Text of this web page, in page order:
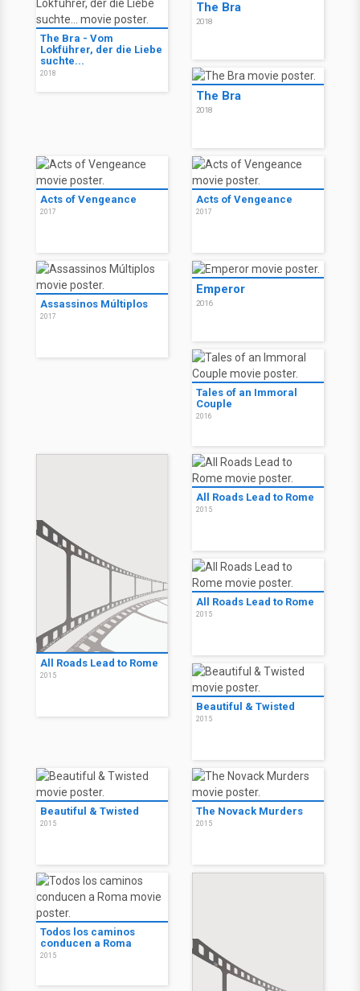
The Bra - Vom
Lokführer, der die Liebe
suchte...
2018
The Bra
2018
The Bra
2018
Acts of Vengeance
2017
Acts of Vengeance
2017
Assassinos Múltiplos
2017
Emperor
2016
Tales of an Immoral
Couple
2016
All Roads Lead to Rome
2015
All Roads Lead to Rome
2015
All Roads Lead to Rome
2015
Beautiful & Twisted
2015
Beautiful & Twisted
2015
The Novack Murders
2015
Todos los caminos
conducen a Roma
2015